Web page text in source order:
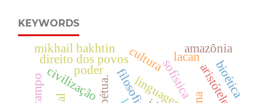
KEYWORDS
direito dos povos
linguagem aristóteles
sofística
civilização
cultura bioética
poder
mikhail bakhtin
lacan
amazônia